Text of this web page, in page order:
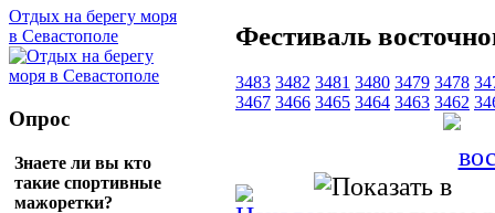
Фестиваль
3483 3482 3481 3480 3479 3478
3467 3466 3465 3464 3463 3462
Отдых на берегу моря
в Севастополе
Опрос
Знаете ли вы кто
такие спортивные
мажоретки?